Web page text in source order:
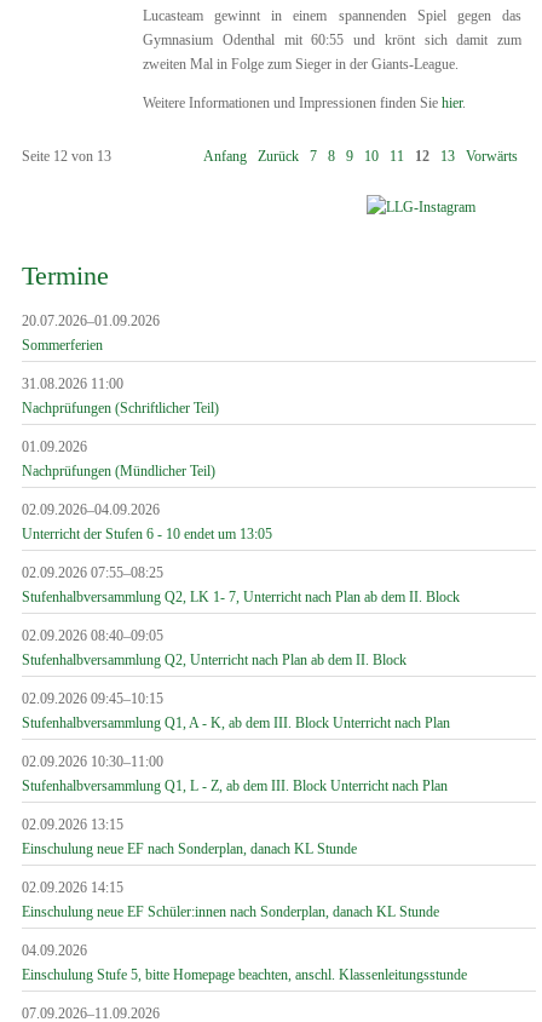
Lucasteam gewinnt in einem spannenden Spiel gegen das
Gymnasium Odenthal mit 60:55 und krönt sich damit zum
zweiten Mal in Folge zum Sieger in der Giants-League.
Weitere Informationen und Impressionen finden Sie hier.
Seite 12 von 13 Anfang Zurück 7 8 9 10 11 12 13 Vorwärts
Termine
20.07.2026–01.09.2026
Sommerferien
31.08.2026 11:00
Nachprüfungen (Schriftlicher Teil)
01.09.2026
Nachprüfungen (Mündlicher Teil)
02.09.2026–04.09.2026
Unterricht der Stufen 6 - 10 endet um 13:05
02.09.2026 07:55–08:25
Stufenhalbversammlung Q2, LK 1- 7, Unterricht nach Plan ab dem II. Block
02.09.2026 08:40–09:05
Stufenhalbversammlung Q2, Unterricht nach Plan ab dem II. Block
02.09.2026 09:45–10:15
Stufenhalbversammlung Q1, A - K, ab dem III. Block Unterricht nach Plan
02.09.2026 10:30–11:00
Stufenhalbversammlung Q1, L - Z, ab dem III. Block Unterricht nach Plan
02.09.2026 13:15
Einschulung neue EF nach Sonderplan, danach KL Stunde
02.09.2026 14:15
Einschulung neue EF Schüler:innen nach Sonderplan, danach KL Stunde
04.09.2026
Einschulung Stufe 5, bitte Homepage beachten, anschl. Klassenleitungsstunde
07.09.2026–11.09.2026